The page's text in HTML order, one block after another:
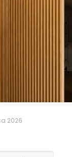
2026